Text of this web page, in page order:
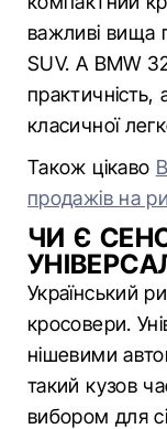
важливі вища
SUV. А BMW
практичність,
класичної
Також цікаво
продажів на
ЧИ Є
Український
кросовери.
нішевими
такий кузов
вибором для